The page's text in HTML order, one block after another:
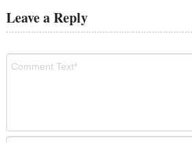
Leave a Reply